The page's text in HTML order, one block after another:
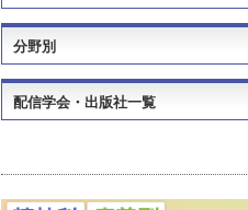
分野別
配信学会・出版社一覧